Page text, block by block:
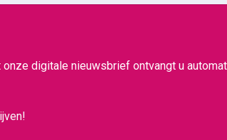
digitale nieuwsbrief ontvangt u